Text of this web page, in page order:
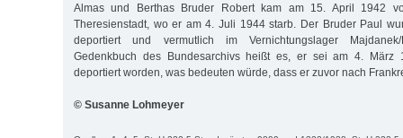
Almas und Berthas Bruder Robert kam am 15. April 1942
Theresienstadt, wo er am 4. Juli 1944 starb. Der Bruder Paul
deportiert und vermutlich im Vernichtungslager
Gedenkbuch des Bundesarchivs heißt es, er sei am 4. März
deportiert worden, was bedeuten würde, dass er zuvor nach
© Susanne Lohmeyer